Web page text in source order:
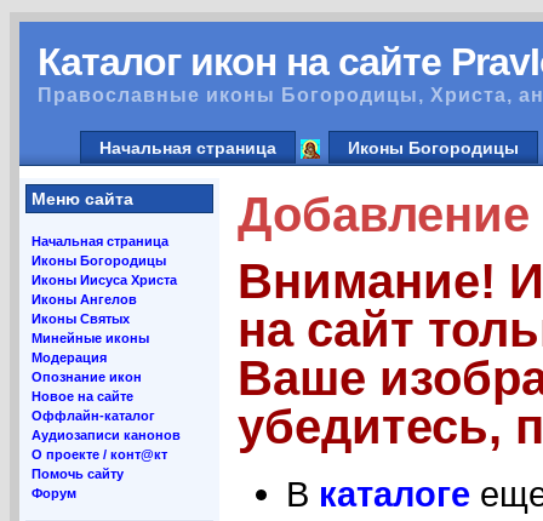
Каталог икон на сайте
Православные иконы Богородицы, Христа,
Начальная страница Иконы Богородицы
Меню сайта
Начальная страница
Иконы Богородицы
Иконы Иисуса Христа
Иконы Ангелов
Иконы Святых
Минейные иконы
Модерация
Опознание икон
Новое на сайте
Оффлайн-каталог
Аудиозаписи канонов
О проекте / конт@кт
Помочь сайту
Форум
Добавление
Внимание!
на сайт
Ваше
убедитесь,
В каталоге